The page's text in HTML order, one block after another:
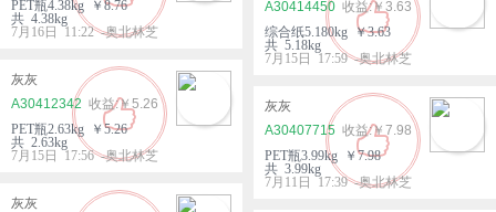
PET瓶4.38kg ￥8.76
共 4.38kg
7月16日 11:22 -奥北林芝
A30414450 ￥3.63
综合纸5.180kg ￥3.63
共 5.18kg
7月15日 17:59 -奥北林芝
灰灰
A30412342
￥5.26
PET瓶2.63kg ￥5.26
共 2.63kg
7月15日 17:56 -奥北林芝
灰灰
A30407715
￥7.98
PET瓶3.99kg ￥7.98
共 3.99kg
7月11日 17:39 -奥北林芝
灰灰